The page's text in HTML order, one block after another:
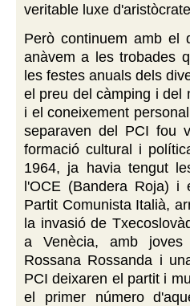
veritable luxe
Però continuem amb el
anàvem a les trobades
les festes anuals dels
el preu del càmping i del
i el coneixement
separaven del PCI fou
formació cultural i
1964, ja havia tengut
l'OCE (Bandera Roja) i
Partit Comunista Italià,
la invasió de
a Venècia, amb joves
Rossana Rossanda i
PCI deixaren el partit i
el primer número